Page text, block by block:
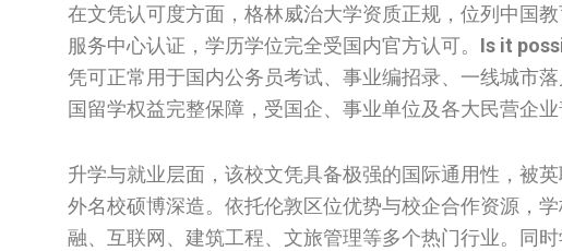
在文凭认可度方面，格林威治大学资质正规，位列中国
服务中心认证，学历学位完全受国内官方认可。 Is it
凭可正常用于国内公务员考试、事业编招录、一线城市
国留学权益完整保障，受国企、事业单位及各大民营企业
升学与就业层面，该校文凭具备极强的国际通用性，被
外名校硕博深造。依托伦敦区位优势与校企合作资源，
融、互联网、建筑工程、文旅管理等多个热门行业。同